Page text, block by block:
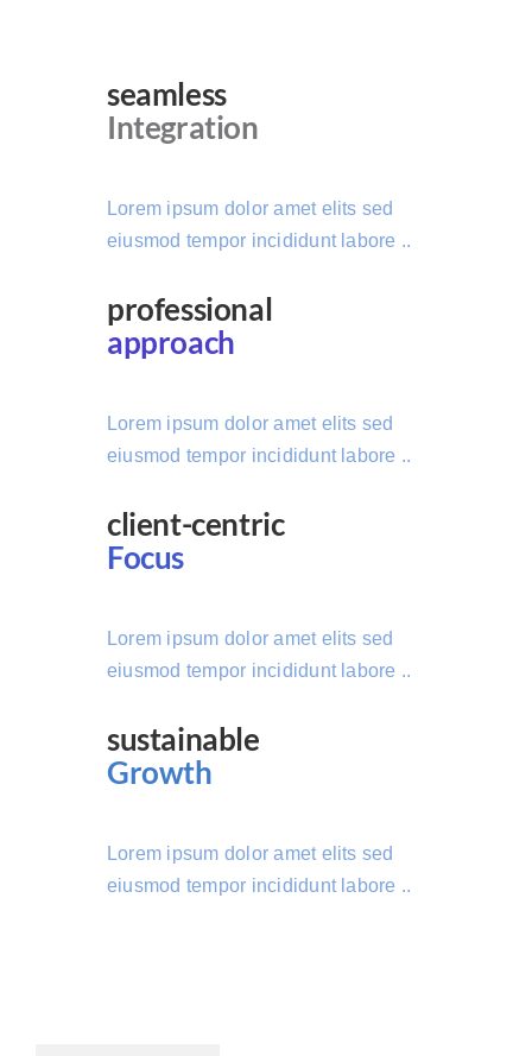
seamless
Integration
Lorem ipsum dolor amet elits sed
eiusmod tempor incididunt labore ..
professional
approach
Lorem ipsum dolor amet elits sed
eiusmod tempor incididunt labore ..
client-centric
Focus
Lorem ipsum dolor amet elits sed
eiusmod tempor incididunt labore ..
sustainable
Growth
Lorem ipsum dolor amet elits sed
eiusmod tempor incididunt labore ..